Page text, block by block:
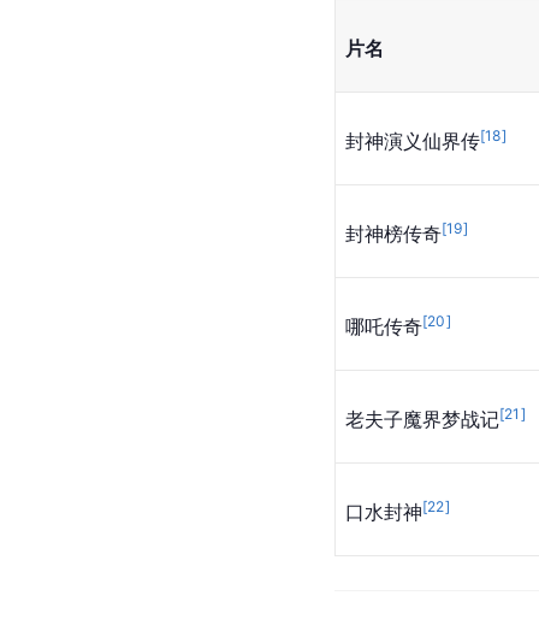
片名
封神演义仙界传[18]
封神榜传奇[19]
哪吒传奇[20]
老夫子魔界梦战记[21 ]
口水封神[22]